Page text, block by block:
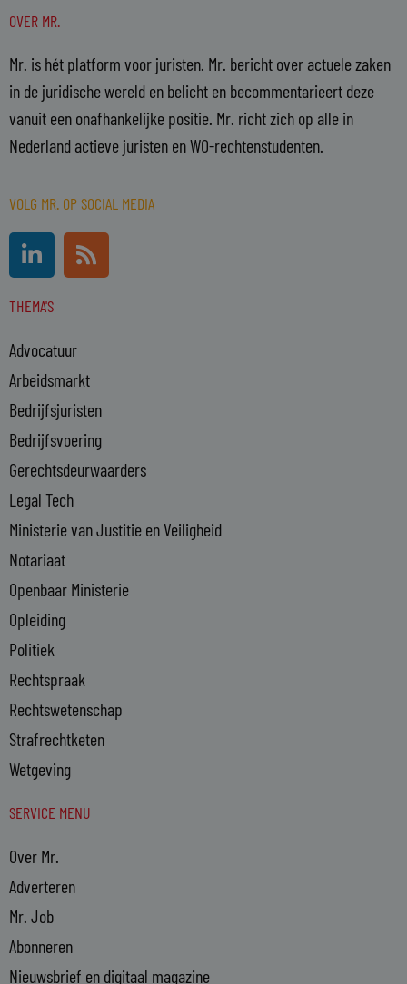
OVER MR.
Mr. is hét platform voor juristen. Mr. bericht over actuele zaken
in de juridische wereld en belicht en becommentarieert deze
vanuit een onafhankelijke positie. Mr. richt zich op alle in
Nederland actieve juristen en WO-rechtenstudenten.
VOLG MR. OP SOCIAL MEDIA
L
i
n
k
d
i
n
-
i
n
R
s
s
THEMA'S
Advocatuur
Arbeidsmarkt
Bedrijfsjuristen
Bedrijfsvoering
Gerechtsdeurwaarders
Legal Tech
Ministerie van Justitie en Veiligheid
Notariaat
Openbaar Ministerie
Opleiding
Politiek
Rechtspraak
Rechtswetenschap
Strafrechtketen
Wetgeving
SERVICE MENU
Over Mr.
Adverteren
Mr. Job
Abonneren
Nieuwsbrief en digitaal magazine